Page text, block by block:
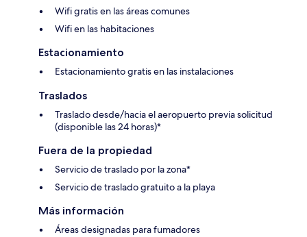
Wifi gratis en las áreas comunes
Wifi en las habitaciones
Estacionamiento
Estacionamiento gratis en las instalaciones
Traslados
Traslado desde/hacia el aeropuerto previa solicitud
(disponible las 24 horas)*
Fuera de la propiedad
Servicio de traslado por la zona*
Servicio de traslado gratuito a la playa
Más información
Áreas designadas para fumadores